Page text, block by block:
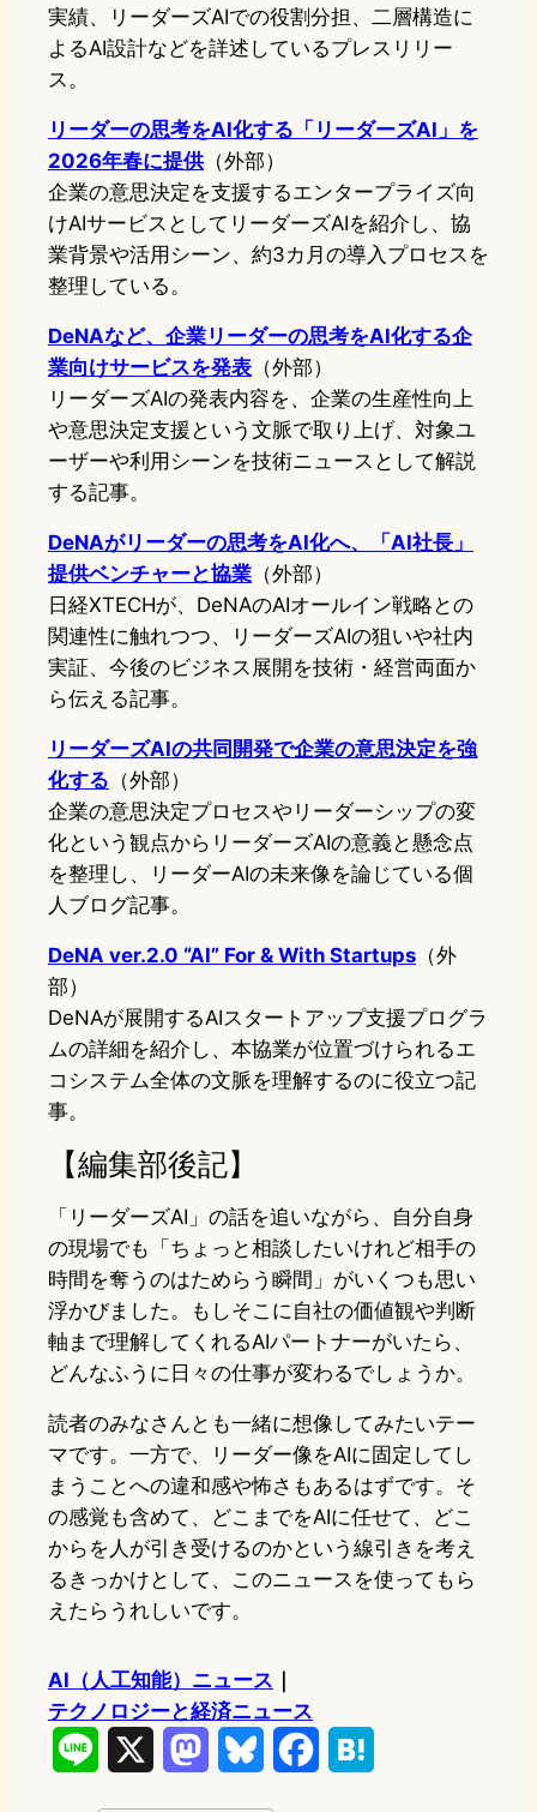
実績、リーダーズAIでの役割分担、二層構造に
よるAI設計などを詳述しているプレスリリー
ス。
リーダーの思考をAI化する「リーダーズAI」を
2026年春に提供（外部）
企業の意思決定を支援するエンタープライズ向
けAIサービスとしてリーダーズAIを紹介し、協
業背景や活用シーン、約3カ月の導入プロセスを
整理している。
DeNAなど、企業リーダーの思考をAI化する企
業向けサービスを発表 （外部）
リーダーズAIの発表内容を、企業の生産性向上
や意思決定支援という文脈で取り上げ、対象ユ
ーザーや利用シーンを技術ニュースとして解説
する記事。
DeNAがリーダーの思考をAI化へ、「AI社長」
提供ベンチャーと協業 （外部）
日経XTECHが、DeNAのAIオールイン戦略との
関連性に触れつつ、リーダーズAIの狙いや社内
実証、今後のビジネス展開を技術・経営両面か
ら伝える記事。
リーダーズAIの共同開発で企業の意思決定を強
化する （外部）
企業の意思決定プロセスやリーダーシップの変
化という観点からリーダーズAIの意義と懸念点
を整理し、リーダーAIの未来像を論じている個
人ブログ記事。
DeNA ver.2.0 “AI” For & With Startups （外
部）
DeNAが展開するAIスタートアップ支援プログラ
ムの詳細を紹介し、本協業が位置づけられるエ
コシステム全体の文脈を理解するのに役立つ記
事。
【編集部後記】
「リーダーズAI」の話を追いながら、自分自身
の現場でも「ちょっと相談したいけれど相手の
時間を奪うのはためらう瞬間」がいくつも思い
浮かびました。もしそこに自社の価値観や判断
軸まで理解してくれるAIパートナーがいたら、
どんなふうに日々の仕事が変わるでしょうか。
読者のみなさんとも一緒に想像してみたいテー
マです。一方で、リーダー像をAIに固定してし
まうことへの違和感や怖さもあるはずです。そ
の感覚も含めて、どこまでをAIに任せて、どこ
からを人が引き受けるのかという線引きを考え
るきっかけとして、このニュースを使ってもら
えたらうれしいです。
AI（人工知能）ニュース
テクノロジーと経済ニュース